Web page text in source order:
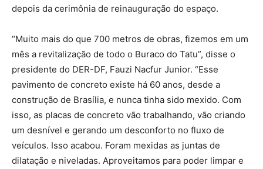
depois da cerimônia de reinauguração do espaço.
“Muito mais do que 700 metros de obras, fizemos em um
mês a revitalização de todo o Buraco do Tatu”, disse o
presidente do DER-DF, Fauzi Nacfur Junior. “Esse
pavimento de concreto existe há 60 anos, desde a
construção de Brasília, e nunca tinha sido mexido. Com
isso, as placas de concreto vão trabalhando, vão criando
um desnível e gerando um desconforto no fluxo de
veículos. Isso acabou. Foram mexidas as juntas de
dilatação e niveladas. Aproveitamos para poder limpar e